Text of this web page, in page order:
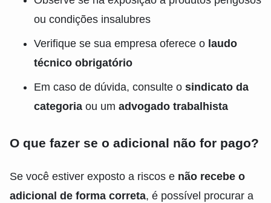
ou condições insalubres
Verifique se sua empresa oferece o laudo
técnico obrigatório
Em caso de dúvida, consulte o sindicato da
categoria ou um advogado trabalhista
O que fazer se o adicional não for pago?
Se você estiver exposto a riscos e não recebe o
adicional de forma correta, é possível procurar a